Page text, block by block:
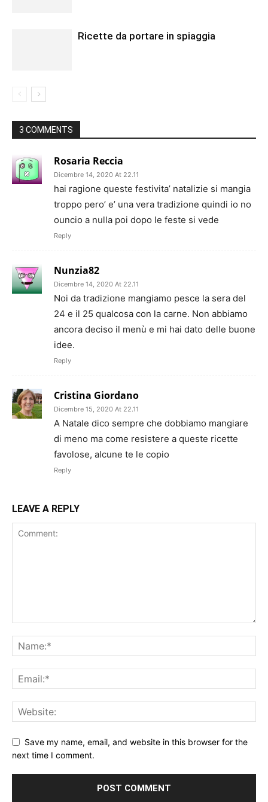
Ricette da portare in spiaggia
3 COMMENTS
Rosaria Reccia
Dicembre 14, 2020 At 22.11
hai ragione queste festivita’ natalizie si mangia
troppo pero’ e’ una vera tradizione quindi io no
ouncio a nulla poi dopo le feste si vede
Reply
Nunzia82
Dicembre 14, 2020 At 22.11
Noi da tradizione mangiamo pesce la sera del
24 e il 25 qualcosa con la carne. Non abbiamo
ancora deciso il menù e mi hai dato delle buone
idee.
Reply
Cristina Giordano
Dicembre 15, 2020 At 22.11
A Natale dico sempre che dobbiamo mangiare
di meno ma come resistere a queste ricette
favolose, alcune te le copio
Reply
LEAVE A REPLY
Save my name, email, and website in this browser for the
next time I comment.